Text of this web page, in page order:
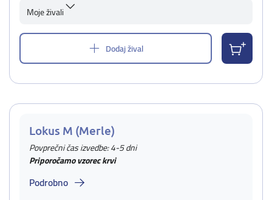
Moje živali
Dodaj žival
Lokus M (Merle)
Povprečni čas izvedbe: 4-5 dni
Priporočamo vzorec krvi
Podrobno